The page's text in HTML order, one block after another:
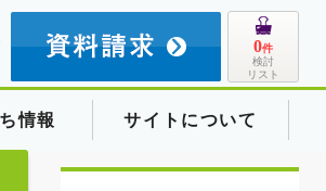
0件
検討
リスト
情報 サイトについて